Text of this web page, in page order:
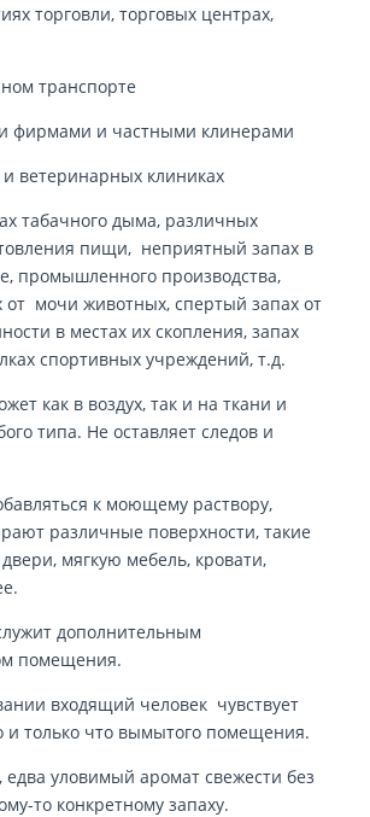
торговли, торговых центрах,
транспорте
фирмами и частными клинерами
ветеринарных клиниках
табачного дыма, различных
пищи, неприятный запах в
промышленного производства,
от мочи животных, спертый запах от
в местах их скопления, запах
спортивных учреждений, т.д.
как в воздух, так и на ткани и
типа. Не оставляет следов и
к моющему раствору,
различные поверхности, такие
мягкую мебель, кровати,
дополнительным
помещения.
входящий человек чувствует
и только что вымытого помещения.
уловимый аромат свежести без
то конкретному запаху.